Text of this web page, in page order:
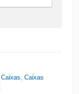
Caixas, Caixas